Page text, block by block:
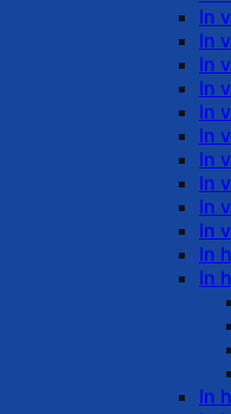
In
In
In
In
In
In
In
In
In
In
In
In
In